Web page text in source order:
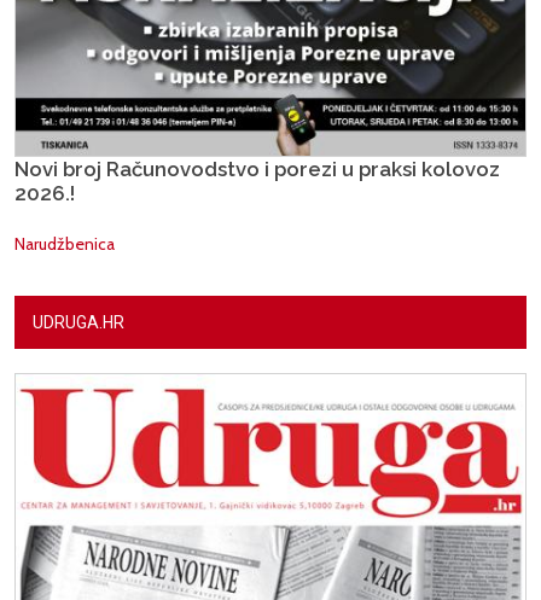
Novi broj Računovodstvo i porezi u praksi kolovoz
2026.!
Narudžbenica
UDRUGA.HR